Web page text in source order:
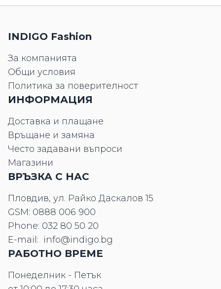
INDIGO Fashion
За компанията
Общи условия
Политика за поверителност
ИНФОРМАЦИЯ
Доставка и плащане
Връщане и замяна
Често задавани въпроси
Магазини
ВРЪЗКА С НАС
Пловдив, ул. Райко Даскалов 15
GSM: 0888 006 900
Phone: 032 80 50 20
E-mail: info@indigo.bg
РАБОТНО ВРЕМЕ
Понеделник - Петък